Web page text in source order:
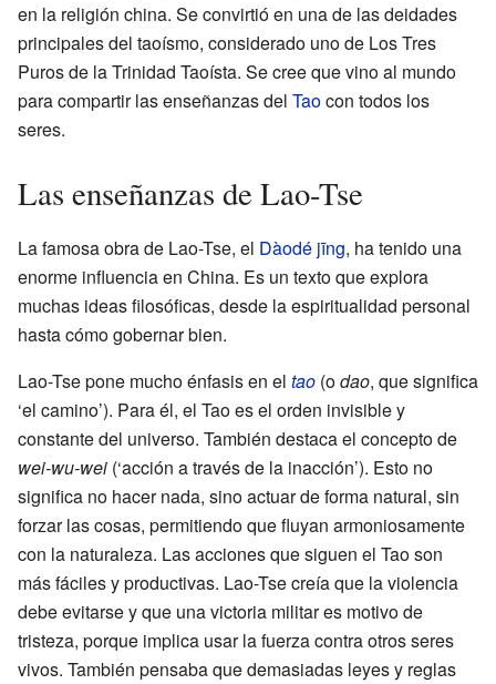
en la religión china. Se convirtió en una de las deidades
principales del taoísmo, considerado uno de Los Tres
Puros de la Trinidad Taoísta. Se cree que vino al mundo
para compartir las enseñanzas del Taocon todos los
seres.
Las enseñanzas de Lao-Tse
La famosa obra de Lao-Tse, el Dàodé jīng, ha tenido una
enorme influencia en China. Es un texto que explora
muchas ideas filosóficas, desde la espiritualidad personal
hasta cómo gobernar bien.
Lao-Tse pone mucho énfasis en el tao (odao, que significa
‘el camino’). Para él, el Tao es el orden invisible y
constante del universo. También destaca el concepto de
wei-wu-wei (‘acción a través de la inacción’). Esto no
significa no hacer nada, sino actuar de forma natural, sin
forzar las cosas, permitiendo que fluyan armoniosamente
con la naturaleza. Las acciones que siguen el Tao son
más fáciles y productivas. Lao-Tse creía que la violencia
debe evitarse y que una victoria militar es motivo de
tristeza, porque implica usar la fuerza contra otros seres
vivos. También pensaba que demasiadas leyes y reglas